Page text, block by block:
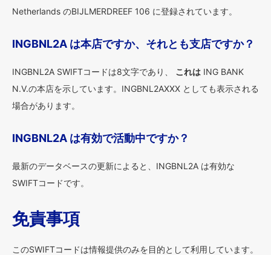
Netherlands のBIJLMERDREEF 106 に登録されています。
INGBNL2A は本店ですか、それとも支店ですか？
INGBNL2A SWIFTコードは8文字であり、 これは ING BANK
N.V.の本店を示しています。INGBNL2AXXX としても表示される
場合があります。
INGBNL2A は有効で活動中ですか？
最新のデータベースの更新によると、INGBNL2A は有効な
SWIFTコードです。
免責事項
このSWIFTコードは情報提供のみを目的として利用しています。